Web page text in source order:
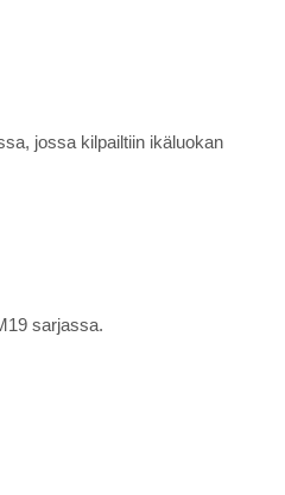
jossa kilpailtiin ikäluokan
sarjassa.